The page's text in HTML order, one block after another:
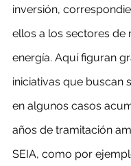
inversión,
ellos a los sectores de
energía. Aquí figuran
iniciativas que buscan
en algunos casos
años de tramitación
SEIA, como por